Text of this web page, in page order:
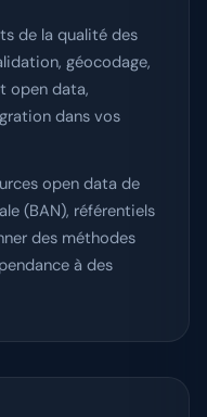
de la qualité des
géocodage,
open data,
dans vos
open data de
(BAN), référentiels
des méthodes
à des